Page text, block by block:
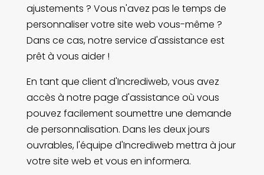
ajustements ? Vous n'avez pas le temps de
personnaliser votre site web vous-même ?
Dans ce cas, notre service d'assistance est
prêt à vous aider !
En tant que client d'Incrediweb, vous avez
accès à notre page d'assistance où vous
pouvez facilement soumettre une demande
de personnalisation. Dans les deux jours
ouvrables, l'équipe d'Incrediweb mettra à jour
votre site web et vous en informera.